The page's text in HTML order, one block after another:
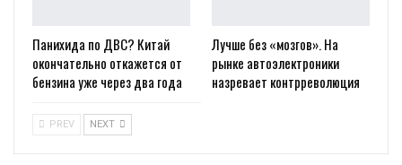
Панихида по ДВС? Китай
окончательно откажется от
бензина уже через два года
Лучше без «мозгов». На
рынке автоэлектроники
назревает контрреволюция
PREV NEXT